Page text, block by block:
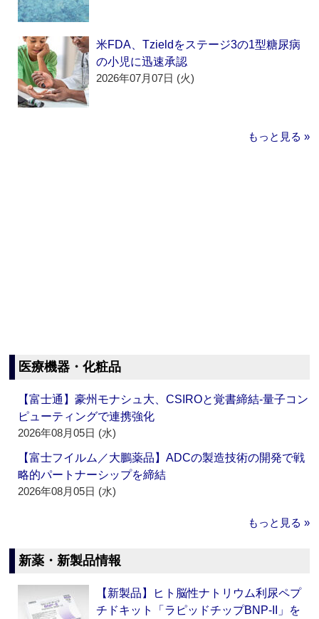
米FDA、Tzieldをステージ3の1型糖尿病
の小児に迅速承認
2026年07月07日 (火)
もっと見る »
医療機器・化粧品
【富士通】豪州モナシュ大、CSIROと覚書締結‐量子コン
ピューティングで連携強化
2026年08月05日 (水)
【富士フイルム／大鵬薬品】ADCの製造技術の開発で戦
略的パートナーシップを締結
2026年08月05日 (水)
もっと見る »
新薬・新製品情報
【新製品】ヒト脳性ナトリウム利尿ペプ
チドキット「ラピッドチップBNP-II」を